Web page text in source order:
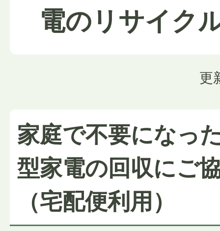
電のリサイク
更
家庭で不要になっ
型家電の回収にご
（宅配便利用）